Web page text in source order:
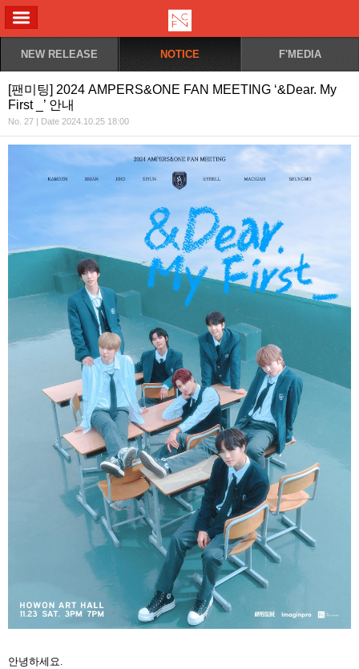
NEW RELEASE NOTICE F'MEDIA
[팬미팅] 2024 AMPERS&ONE FAN MEETING ‘&Dear. My
First _’ 안내
No. 27 | Date 2024.10.25 18:00
안녕하세요